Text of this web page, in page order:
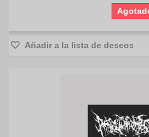
Añadir a la lista de deseos